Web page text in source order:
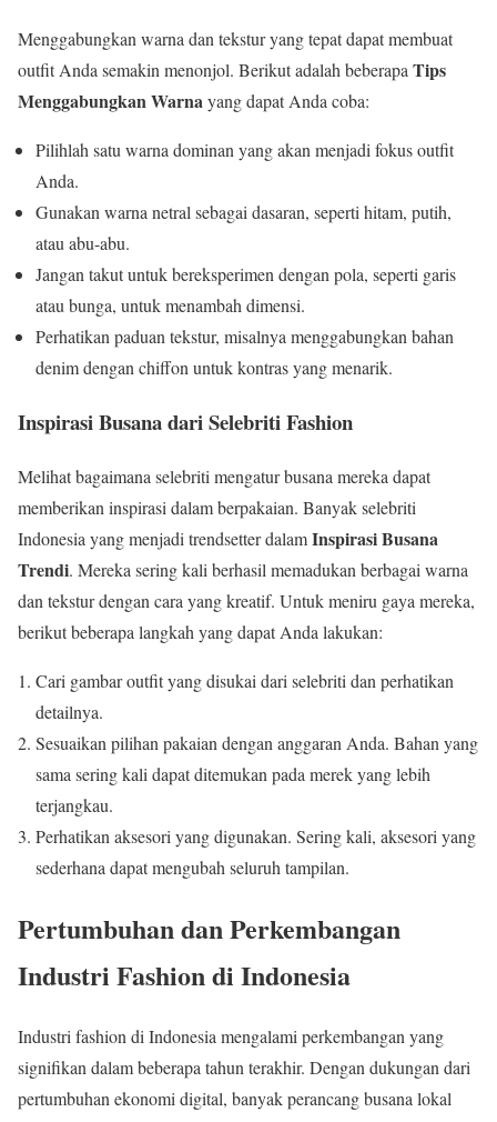
Menggabungkan warna dan tekstur yang tepat dapat membuat
outfit Anda semakin menonjol. Berikut adalah beberapaTips
Menggabungkan Warnayang dapat Anda coba:
Pilihlah satu warna dominan yang akan menjadi fokus outfit
Anda.
Gunakan warna netral sebagai dasaran, seperti hitam, putih,
atau abu-abu.
Jangan takut untuk bereksperimen dengan pola, seperti garis
atau bunga, untuk menambah dimensi.
Perhatikan paduan tekstur, misalnya menggabungkan bahan
denim dengan chiffon untuk kontras yang menarik.
Inspirasi Busana dari Selebriti Fashion
Melihat bagaimana selebriti mengatur busana mereka dapat
memberikan inspirasi dalam berpakaian. Banyak selebriti
Indonesia yang menjadi trendsetter dalamInspirasi Busana
Trendi. Mereka sering kali berhasil memadukan berbagai warna
dan tekstur dengan cara yang kreatif. Untuk meniru gaya mereka,
berikut beberapa langkah yang dapat Anda lakukan:
Cari gambar outfit yang disukai dari selebriti dan perhatikan
detailnya.
Sesuaikan pilihan pakaian dengan anggaran Anda. Bahan yang
sama sering kali dapat ditemukan pada merek yang lebih
terjangkau.
Perhatikan aksesori yang digunakan. Sering kali, aksesori yang
sederhana dapat mengubah seluruh tampilan.
Pertumbuhan dan Perkembangan
Industri Fashion di Indonesia
Industri fashion di Indonesia mengalami perkembangan yang
signifikan dalam beberapa tahun terakhir. Dengan dukungan dari
pertumbuhan ekonomi digital, banyak perancang busana lokal